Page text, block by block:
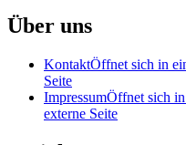
Über uns
KontaktÖffnet sich in
Seite
ImpressumÖffnet sich
externe Seite